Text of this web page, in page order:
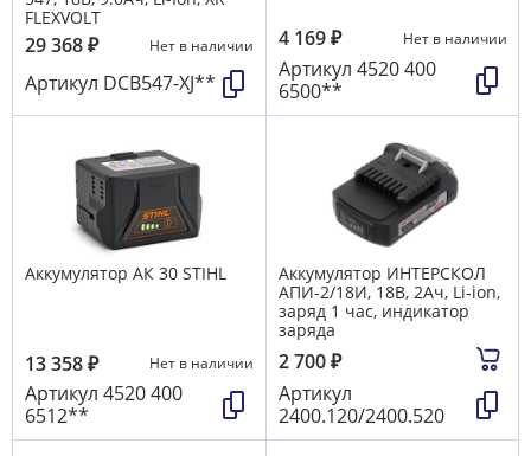
FLEXVOLT
29 368₽ Нет в наличии
Артикул DCB547-XJ**
4 169₽ Нет в наличии
Артикул 4520 400
6500**
Аккумулятор АК 30 STIHL
13 358₽ Нет в наличии
Артикул 4520 400
6512**
Аккумулятор ИНТЕРСКОЛ
АПИ-2/18И, 18В, 2Ач, Li-ion,
заряд 1 час, индикатор
заряда
2 700₽
Артикул
2400.120/2400.520